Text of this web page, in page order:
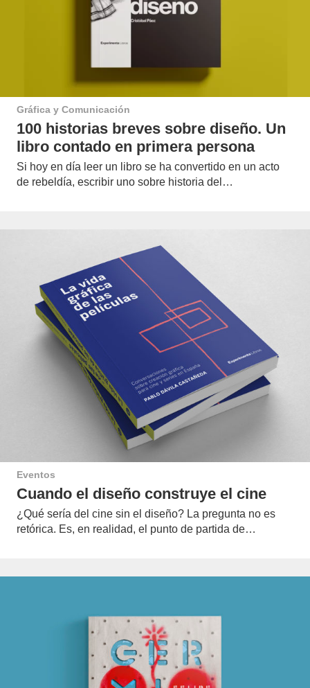
Gráfica y Comunicación
100 historias breves sobre diseño. Un
libro contado en primera persona
Si hoy en día leer un libro se ha convertido en un acto
de rebeldía, escribir uno sobre historia del…
Eventos
Cuando el diseño construye el cine
¿Qué sería del cine sin el diseño? La pregunta no es
retórica. Es, en realidad, el punto de partida de…